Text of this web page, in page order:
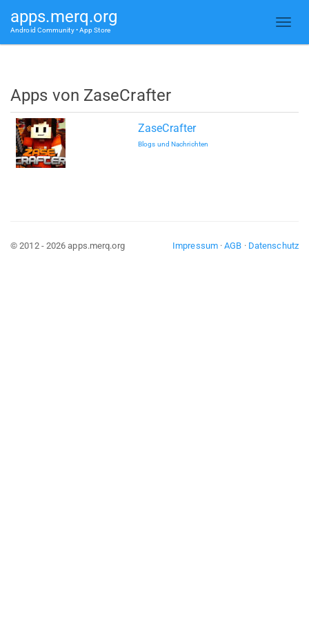
apps.merq.org
Android Community • App Store
Apps von ZaseCrafter
ZaseCrafter
Blogs und Nachrichten
Impressum·AGB · Datenschutz
© 2012 - 2026 apps.merq.org